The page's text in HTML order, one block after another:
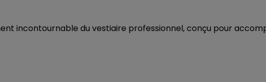
incontournable du vestiaire professionnel, conçu pour